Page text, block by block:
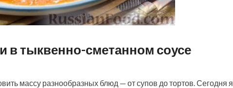
тыквенно-сметанном соусе
массу разнообразных блюд — от супов до тортов. Сегодня я